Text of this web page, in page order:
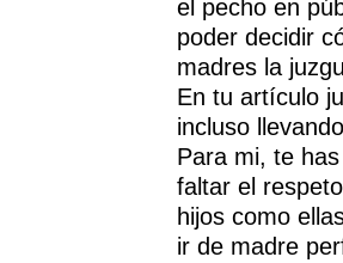
el pecho en
poder decidir
madres la
En tu artículo
incluso
Para mi, te
faltar el
hijos como
ir de madre